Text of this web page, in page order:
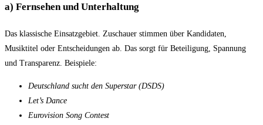
a) Fernsehen und Unterhaltung
Das klassische Einsatzgebiet. Zuschauer stimmen über Kandidaten,
Musiktitel oder Entscheidungen ab. Das sorgt für Beteiligung, Spannung
und Transparenz. Beispiele:
Deutschland sucht den Superstar (DSDS)
Let’s Dance
Eurovision Song Contest